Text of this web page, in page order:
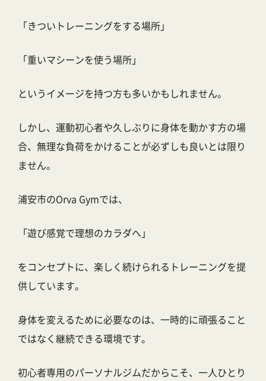
「きついトレーニングをする場所」
「重いマシーンを使う場所」
というイメージを持つ方も多いかもしれません。
しかし、運動初心者や久しぶりに身体を動かす方の場
合、無理な負荷をかけることが必ずしも良いとは限り
ません。
浦安市のOrva Gymでは、
「遊び感覚で理想のカラダへ」
をコンセプトに、楽しく続けられるトレーニングを提
供しています。
身体を変えるために必要なのは、一時的に頑張ること
ではなく継続できる環境です。
初心者専用のパーソナルジムだからこそ、一人ひとり